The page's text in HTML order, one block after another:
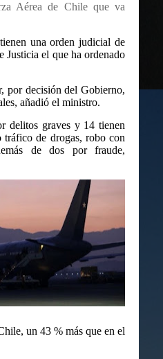
Aérea de Chileque va
una orden judicial de
el que ha ordenado
por decisión del Gobierno,
añadió el ministro.
delitos graves y 14 tienen
tráfico de drogas, robo con
de dos por fraude,
, un 43 % más que en el